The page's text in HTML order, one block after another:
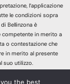
l’applicazione
le condizioni sopra
Bellinzona è
competente in merito a
o contestazione che
in merito al presente
suo utilizzo.
sito Web
the best